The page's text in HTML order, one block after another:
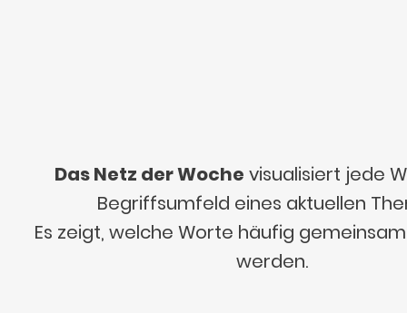
Das Netz der Woche visualisiert jede
Begriffsumfeld eines aktuellen
Es zeigt, welche Worte häufig
werden.